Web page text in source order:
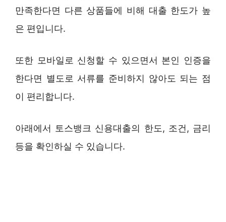
만족한다면 다른 상품들에 비해 대출 한도가 높
은 편입니다.
또한 모바일로 신청할 수 있으면서 본인 인증을
한다면 별도로 서류를 준비하지 않아도 되는 점
이 편리합니다.
아래에서 토스뱅크 신용대출의 한도, 조건, 금리
등을 확인하실 수 있습니다.